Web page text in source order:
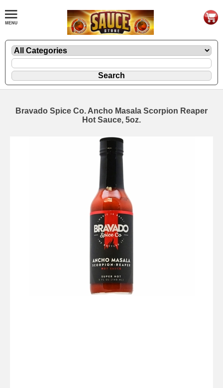
Bravado Spice Co. Ancho Masala Scorpion Reaper
Hot Sauce, 5oz.